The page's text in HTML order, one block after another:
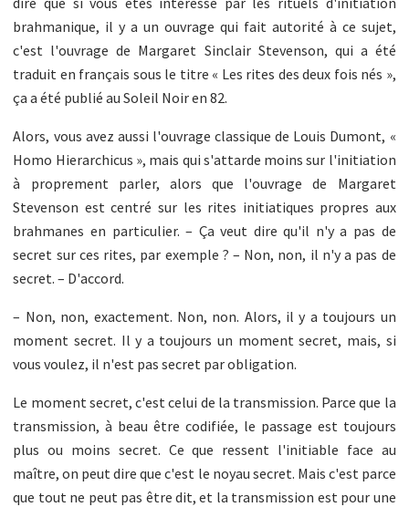
brahmanique, il y a un ouvrage qui fait autorité à ce sujet,
c'est l'ouvrage de Margaret Sinclair Stevenson, qui a été
traduit en français sous le titre « Les rites des deux fois nés »,
ça a été publié au Soleil Noir en 82.
Alors, vous avez aussi l'ouvrage classique de Louis Dumont, «
Homo Hierarchicus », mais qui s'attarde moins sur l'initiation
à proprement parler, alors que l'ouvrage de Margaret
Stevenson est centré sur les rites initiatiques propres aux
brahmanes en particulier. – Ça veut dire qu'il n'y a pas de
secret sur ces rites, par exemple ? – Non, non, il n'y a pas de
secret. – D'accord.
– Non, non, exactement. Non, non. Alors, il y a toujours un
moment secret. Il y a toujours un moment secret, mais, si
vous voulez, il n'est pas secret par obligation.
Le moment secret, c'est celui de la transmission. Parce que la
transmission, à beau être codifiée, le passage est toujours
plus ou moins secret. Ce que ressent l'initiable face au
maître, on peut dire que c'est le noyau secret. Mais c'est parce
que tout ne peut pas être dit, et la transmission est pour une